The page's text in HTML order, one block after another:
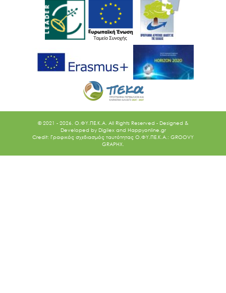
© 2021 - 2026. O.ΦΥ.ΠΕ.Κ.Α. All Rights Reserved - Designed &
Developed by Digilex and Happyonline.gr
Credit: Γραφικός σχεδιασμός ταυτότητας Ο.ΦΥ.ΠΕ.Κ.Α.: GROOVY
GRAPHX.